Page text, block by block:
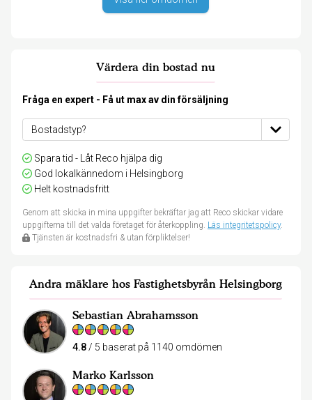
Värdera din bostad nu
Fråga en expert - Få ut max av din försäljning
Spara tid - Låt Reco hjälpa dig
God lokalkännedom i Helsingborg
Helt kostnadsfritt
Genom att skicka in mina uppgifter bekräftar jag att Reco skickar vidare
uppgifterna till det valda företaget för återkoppling. Läs integritetspolicy.
Tjänsten är kostnadsfri & utan förpliktelser!
Andra mäklare hos Fastighetsbyrån Helsingborg
Sebastian Abrahamsson
4.8 / 5 baserat på 1140 omdömen
Marko Karlsson